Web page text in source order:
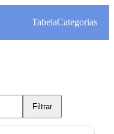
TabelaCategorias
Filtrar